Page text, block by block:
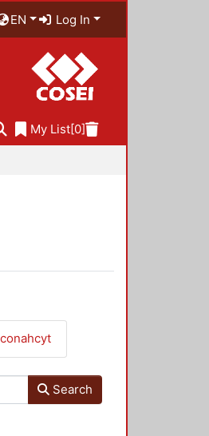
EN Log In
My List[0]
Search